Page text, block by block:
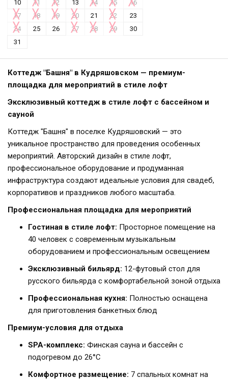
10
11 12 13 14 15
16
17
18 19 20 21 22
23
24
25 26 27 28 29
30
31
Коттедж "Башня" в Кудряшовском — премиум-
площадка для мероприятий в стиле лофт
Эксклюзивный коттедж в стиле лофт с бассейном и
сауной
Коттедж "Башня" в поселке Кудряшовский — это
уникальное пространство для проведения особенных
мероприятий. Авторский дизайн в стиле лофт,
профессиональное оборудование и продуманная
инфраструктура создают идеальные условия для свадеб,
корпоративов и праздников любого масштаба.
Профессиональная площадка для мероприятий
Гостиная в стиле лофт: Просторное помещение на
40 человек с современным музыкальным
оборудованием и профессиональным освещением
Эксклюзивный бильярд: 12-футовый стол для
русского бильярда с комфортабельной зоной отдыха
Профессиональная кухня: Полностью оснащена
для приготовления банкетных блюд
Премиум-условия для отдыха
SPA-комплекс: Финская сауна и бассейн с
подогревом до 26°C
Комфортное размещение: 7 спальных комнат на